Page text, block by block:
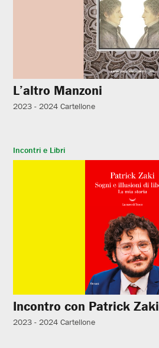
L’altro Manzoni
2023 - 2024 Cartellone
Incontri e Libri
Incontro con Patrick Zaki
2023 - 2024 Cartellone